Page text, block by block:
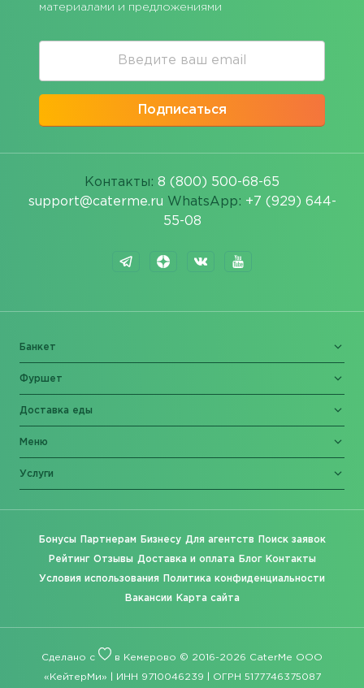
материалами и предложениями
Подписаться
Контакты: 8 (800) 500-68-65
support@caterme.ru WhatsApp: +7 (929) 644-
55-08
Банкет
Фуршет
Доставка еды
Меню
Услуги
Бонусы Партнерам Бизнесу Для агентств Поиск заявок
Рейтинг Отзывы Доставка и оплата Блог Контакты
Условия использования Политика конфиденциальности
Вакансии Карта сайта
Сделано с в Кемерово © 2016-2026 CaterMe ООО
«КейтерМи» | ИНН 9710046239 | ОГРН 5177746375087